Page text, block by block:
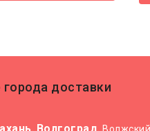
доставки
, Волгоград,